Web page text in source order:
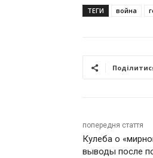
ТЕГИ война
попередня стаття
Кулеба о
выводы после